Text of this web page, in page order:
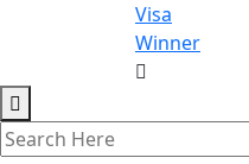
Visa
Winner